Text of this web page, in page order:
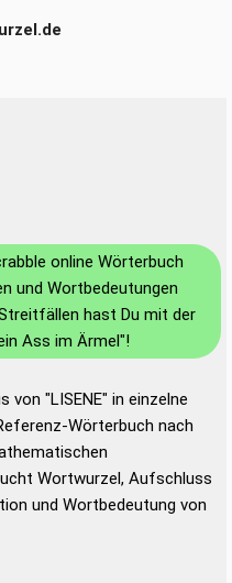
online Wörterbuch
und Wortbedeutungen
hast Du mit der
Ass im Ärmel"!
"LISENE" in einzelne
Wörterbuch nach
Wortwurzel, Aufschluss
und Wortbedeutung von